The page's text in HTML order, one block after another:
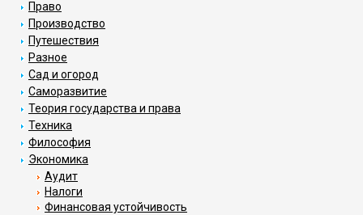
Право
Производство
Путешествия
Разное
Сад и огород
Саморазвитие
Теория государства и права
Техника
Философия
Экономика
Аудит
Налоги
Финансовая устойчивость